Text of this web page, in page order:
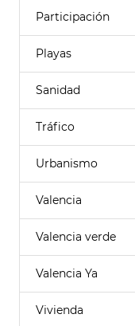
Participación
Playas
Sanidad
Tráfico
Urbanismo
Valencia
Valencia verde
Valencia Ya
Vivienda